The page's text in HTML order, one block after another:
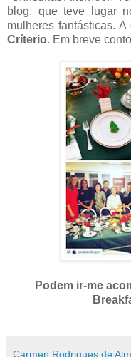
blog, que teve lugar
mulheres fantásticas.
Críterio. Em breve
Podem ir-me
Carmen Rodrigues de